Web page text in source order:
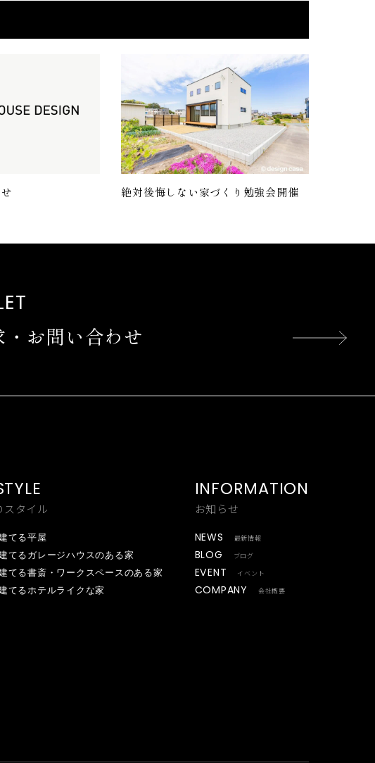
絶対後悔しない家づくり勉強会開催
お問い合わせ
スタイル
てる平屋
てるガレージハウスのある家
てる書斎・ワークスペースのある家
てるホテルライクな家
INFORMATION
お知らせ
NEWS 最新情報
BLOG ブログ
EVENT イベント
COMPANY 会社概要